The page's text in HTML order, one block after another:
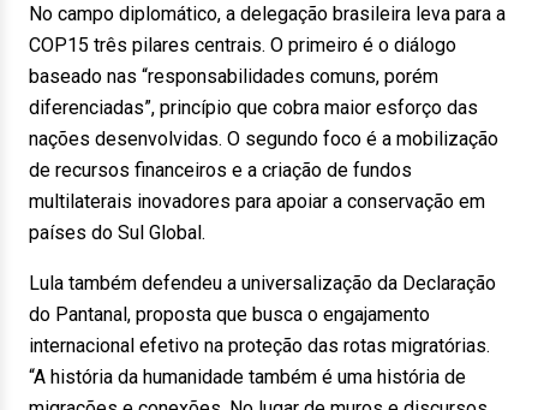
No campo diplomático, a delegação brasileira leva para a
COP15 três pilares centrais. O primeiro é o diálogo
baseado nas “responsabilidades comuns, porém
diferenciadas”, princípio que cobra maior esforço das
nações desenvolvidas. O segundo foco é a mobilização
de recursos financeiros e a criação de fundos
multilaterais inovadores para apoiar a conservação em
países do Sul Global.
Lula também defendeu a universalização da Declaração
do Pantanal, proposta que busca o engajamento
internacional efetivo na proteção das rotas migratórias.
“A história da humanidade também é uma história de